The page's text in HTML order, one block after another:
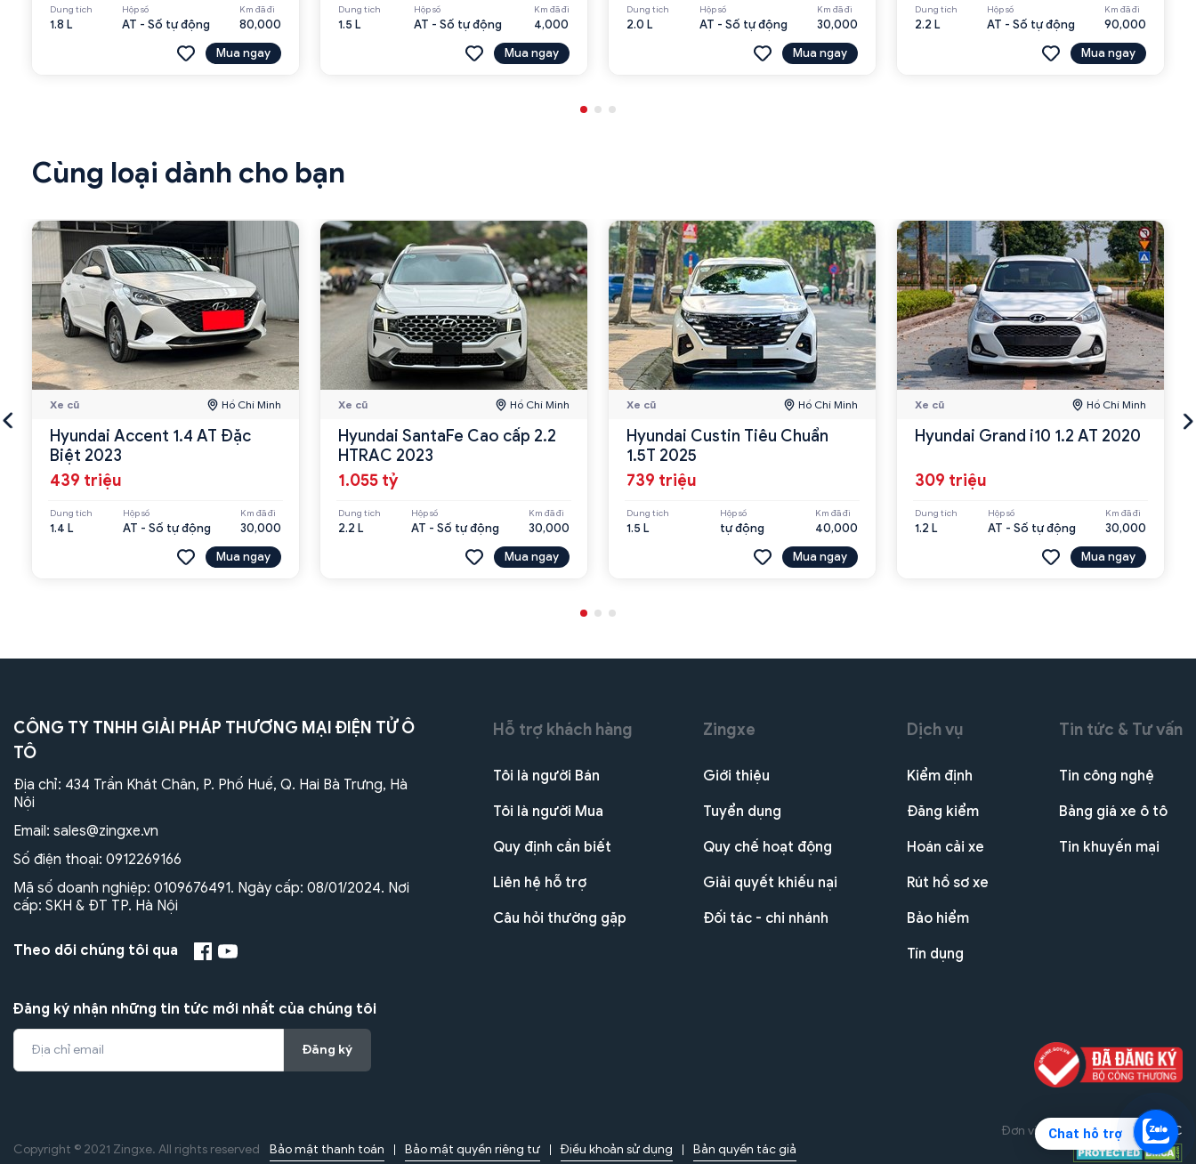
Chat hỗ trợ
Dung tích
1.8 L
Hộp số
AT - Số tự động
Km đã đi
80,000
Mua ngay
Dung tích
1.5 L
Hộp số
AT - Số tự động
Km đã đi
4,000
Mua ngay
Dung tích
2.0 L
Hộp số
AT - Số tự động
Km đã đi
30,000
Mua ngay
Dung tích
2.2 L
Hộp số
AT - Số tự động
Km đã đi
90,000
Mua ngay
Cùng loại dành cho bạn
Xe cũ Hồ Chí Minh
Hyundai Accent 1.4 AT Đặc
Biệt 2023
439 triệu
Dung tích
1.4 L
Hộp số
AT - Số tự động
Km đã đi
30,000
Mua ngay
Xe cũ Hồ Chí Minh
Hyundai SantaFe Cao cấp 2.2
HTRAC 2023
1.055 tỷ
Dung tích
2.2 L
Hộp số
AT - Số tự động
Km đã đi
30,000
Mua ngay
Xe cũ Hồ Chí Minh
Hyundai Custin Tiêu Chuẩn
1.5T 2025
739 triệu
Dung tích
1.5 L
Hộp số
tự động
Km đã đi
40,000
Mua ngay
Xe cũ Hồ Chí Minh
Hyundai Grand i10 1.2 AT 2020
309 triệu
Dung tích
1.2 L
Hộp số
AT - Số tự động
Km đã đi
30,000
Mua ngay
CÔNG TY TNHH GIẢI PHÁP THƯƠNG MẠI ĐIỆN TỬ Ô
TÔ
Địa chỉ: 434 Trần Khát Chân, P. Phố Huế, Q. Hai Bà Trưng, Hà
Nội
Email: sales@zingxe.vn
Số điện thoại: 0912269166
Mã số doanh nghiệp: 0109676491. Ngày cấp: 08/01/2024. Nơi
cấp: SKH & ĐT TP. Hà Nội
Theo dõi chúng tôi qua
Đăng ký nhận những tin tức mới nhất của chúng tôi
Đăng ký
Hỗ trợ khách hàng
Tôi là người Bán
Tôi là người Mua
Quy định cần biết
Liên hệ hỗ trợ
Câu hỏi thường gặp
Zingxe
Giới thiệu
Tuyển dụng
Quy chế hoạt động
Giải quyết khiếu nại
Đối tác - chi nhánh
Dịch vụ
Kiểm định
Đăng kiểm
Hoán cải xe
Rút hồ sơ xe
Bảo hiểm
Tín dụng
Tin tức & Tư vấn
Tin công nghệ
Bảng giá xe ô tô
Tin khuyến mại
Đơn vị triển khai dự án
THG JSC
Copyright © 2021 Zingxe. All rights reserved
Bảo mật thanh toán Bảo mật quyền riêng tư Điều khoản sử dụng Bản quyền tác giả